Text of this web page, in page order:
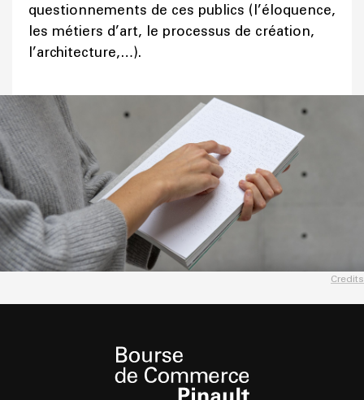
questionnements de ces publics (l’éloquence,
les métiers d’art, le processus de création,
l’architecture,…).
Credits